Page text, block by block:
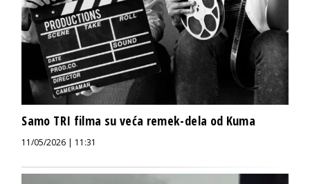
Samo TRI filma su veća remek-dela od Kuma
11/05/2026 | 11:31